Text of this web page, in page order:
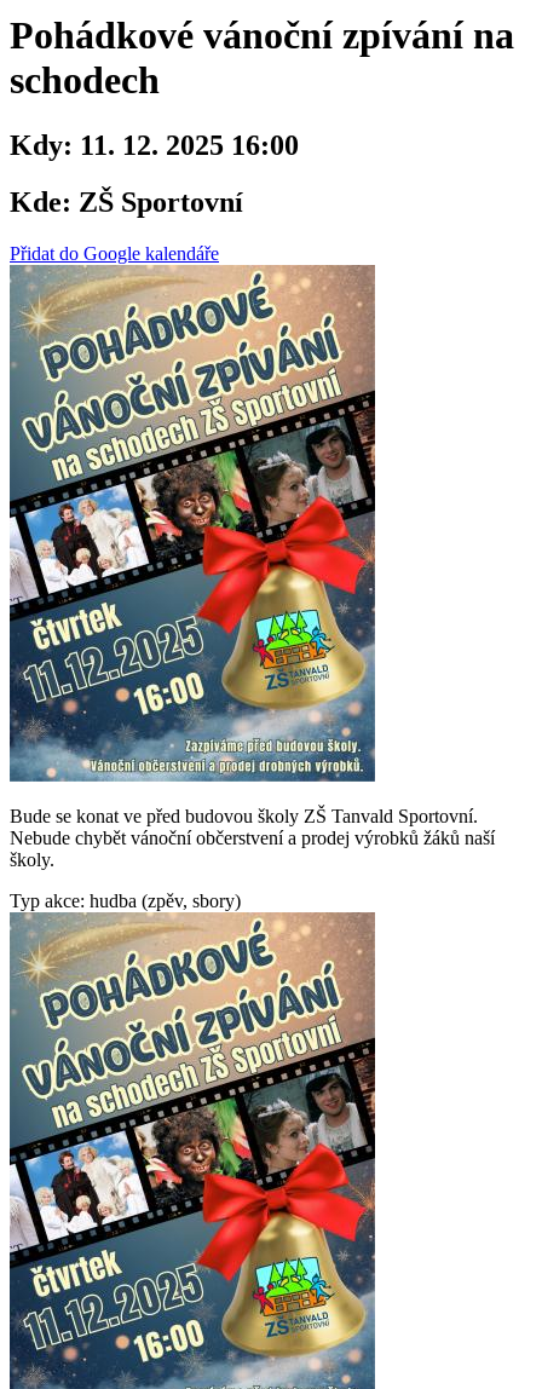
Pohádkové vánoční zpívání na
schodech
Kdy: 11. 12. 2025 16:00
Kde: ZŠ Sportovní
Přidat do Google kalendáře
Bude se konat ve před budovou školy ZŠ Tanvald Sportovní.
Nebude chybět vánoční občerstvení a prodej výrobků žáků naší
školy.
Typ akce: hudba (zpěv, sbory)